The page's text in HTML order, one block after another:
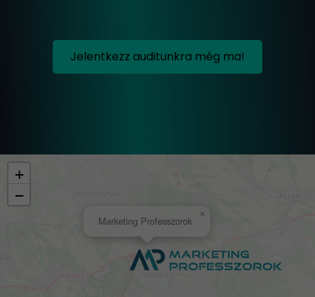
Jelentkezz auditunkra még ma!
Marketing Professzorok
×
+
−